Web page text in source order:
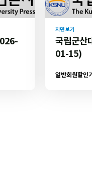
지면 보기
국립군산
01-15)
일반회원할인